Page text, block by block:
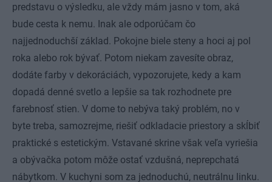
predstavu o výsledku, ale vždy mám jasno v tom, aká
bude cesta k nemu. Inak ale odporúčam čo
najjednoduchší základ. Pokojne biele steny a hoci aj pol
roka alebo rok bývať. Potom niekam zavesíte obraz,
dodáte farby v dekoráciách, vypozorujete, kedy a kam
dopadá denné svetlo a lepšie sa tak rozhodnete pre
farebnosť stien. V dome to nebýva taký problém, no v
byte treba, samozrejme, riešiť odkladacie priestory a skĺbiť
praktické s estetickým. Vstavané skrine však veľa vyriešia
a obývačka potom môže ostať vzdušná, neprepchatá
nábytkom. V kuchyni som za jednoduchú, neutrálnu linku.